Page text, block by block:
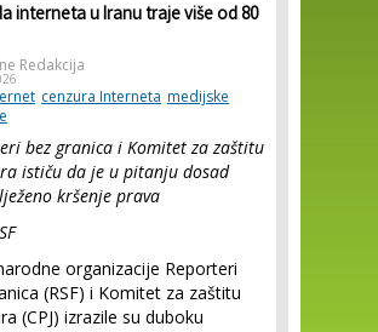
interneta u Iranu traje više od 80
Redakcija
cenzura Interneta medijske
bez granica i Komitet za zaštitu
ističu da je u pitanju dosad
kršenje prava
organizacije Reporteri
(RSF) i Komitet za zaštitu
(CPJ) izrazile su duboku